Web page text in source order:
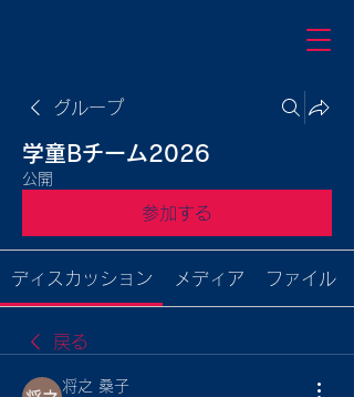
グループ
学童Bチーム2026
公開
参加する
ディスカッション メディア ファイル
戻る
将之 桑子